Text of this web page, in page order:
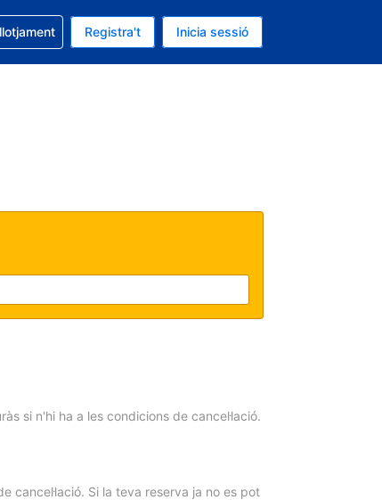
Català
Registra't Inicia sessió
si n'hi ha a les condicions de cancel·lació.
cancel·lació. Si la teva reserva ja no es pot